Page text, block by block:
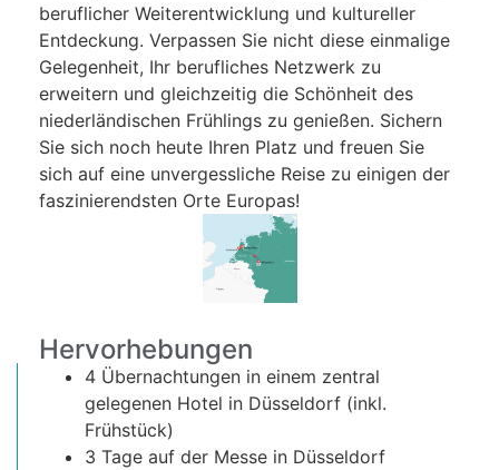
beruflicher Weiterentwicklung und kultureller
Entdeckung. Verpassen Sie nicht diese einmalige
Gelegenheit, Ihr berufliches Netzwerk zu
erweitern und gleichzeitig die Schönheit des
niederländischen Frühlings zu genießen. Sichern
Sie sich noch heute Ihren Platz und freuen Sie
sich auf eine unvergessliche Reise zu einigen der
faszinierendsten Orte Europas!
Hervorhebungen
4 Übernachtungen in einem zentral
gelegenen Hotel in Düsseldorf (inkl.
Frühstück)
3 Tage auf der Messe in Düsseldorf